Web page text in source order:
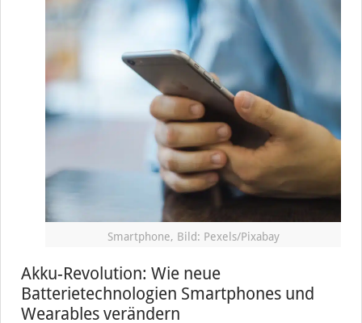
Smartphone, Bild: Pexels/Pixabay
Akku-Revolution: Wie neue
Batterietechnologien Smartphones und
Wearables verändern